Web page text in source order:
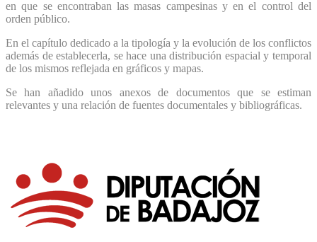
en que se encontraban las masas campesinas y en el control del
orden público.
En el capítulo dedicado a la tipología y la evolución de los conflictos
además de establecerla, se hace una distribución espacial y temporal
de los mismos reflejada en gráficos y mapas.
Se han añadido unos anexos de documentos que se estiman
relevantes y una relación de fuentes documentales y bibliográficas.